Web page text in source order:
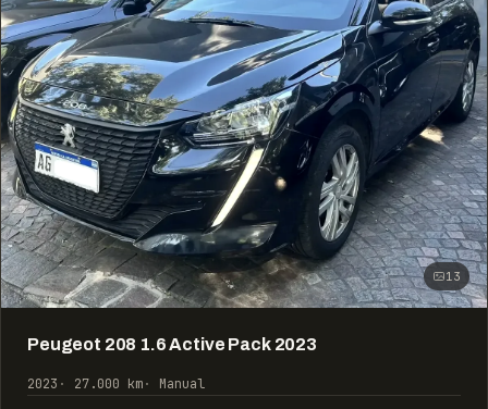
13
Peugeot 208 1.6 Active Pack 2023
2023 27.000 km Manual